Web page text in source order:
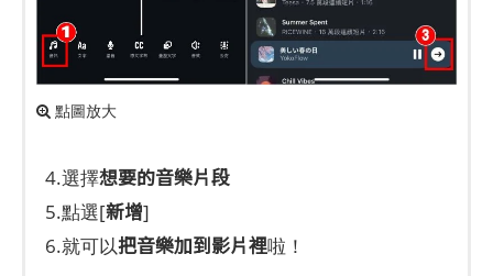
點圖放大
4.選擇想要的音樂片段
5.點選[新增]
6.就可以把音樂加到影片裡啦！